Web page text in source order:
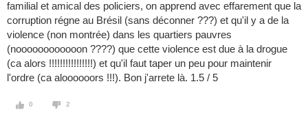
familial et amical des policiers, on apprend avec effarement que la
corruption régne au Brésil (sans déconner ???) et qu'il y a de la
violence (non montrée) dans les quartiers pauvres
(noooooooooooon ????) que cette violence est due à la drogue
(ca alors !!!!!!!!!!!!!!!!) et qu'il faut taper un peu pour maintenir
l'ordre (ca aloooooors !!!). Bon j'arrete là. 1.5 / 5
0 2